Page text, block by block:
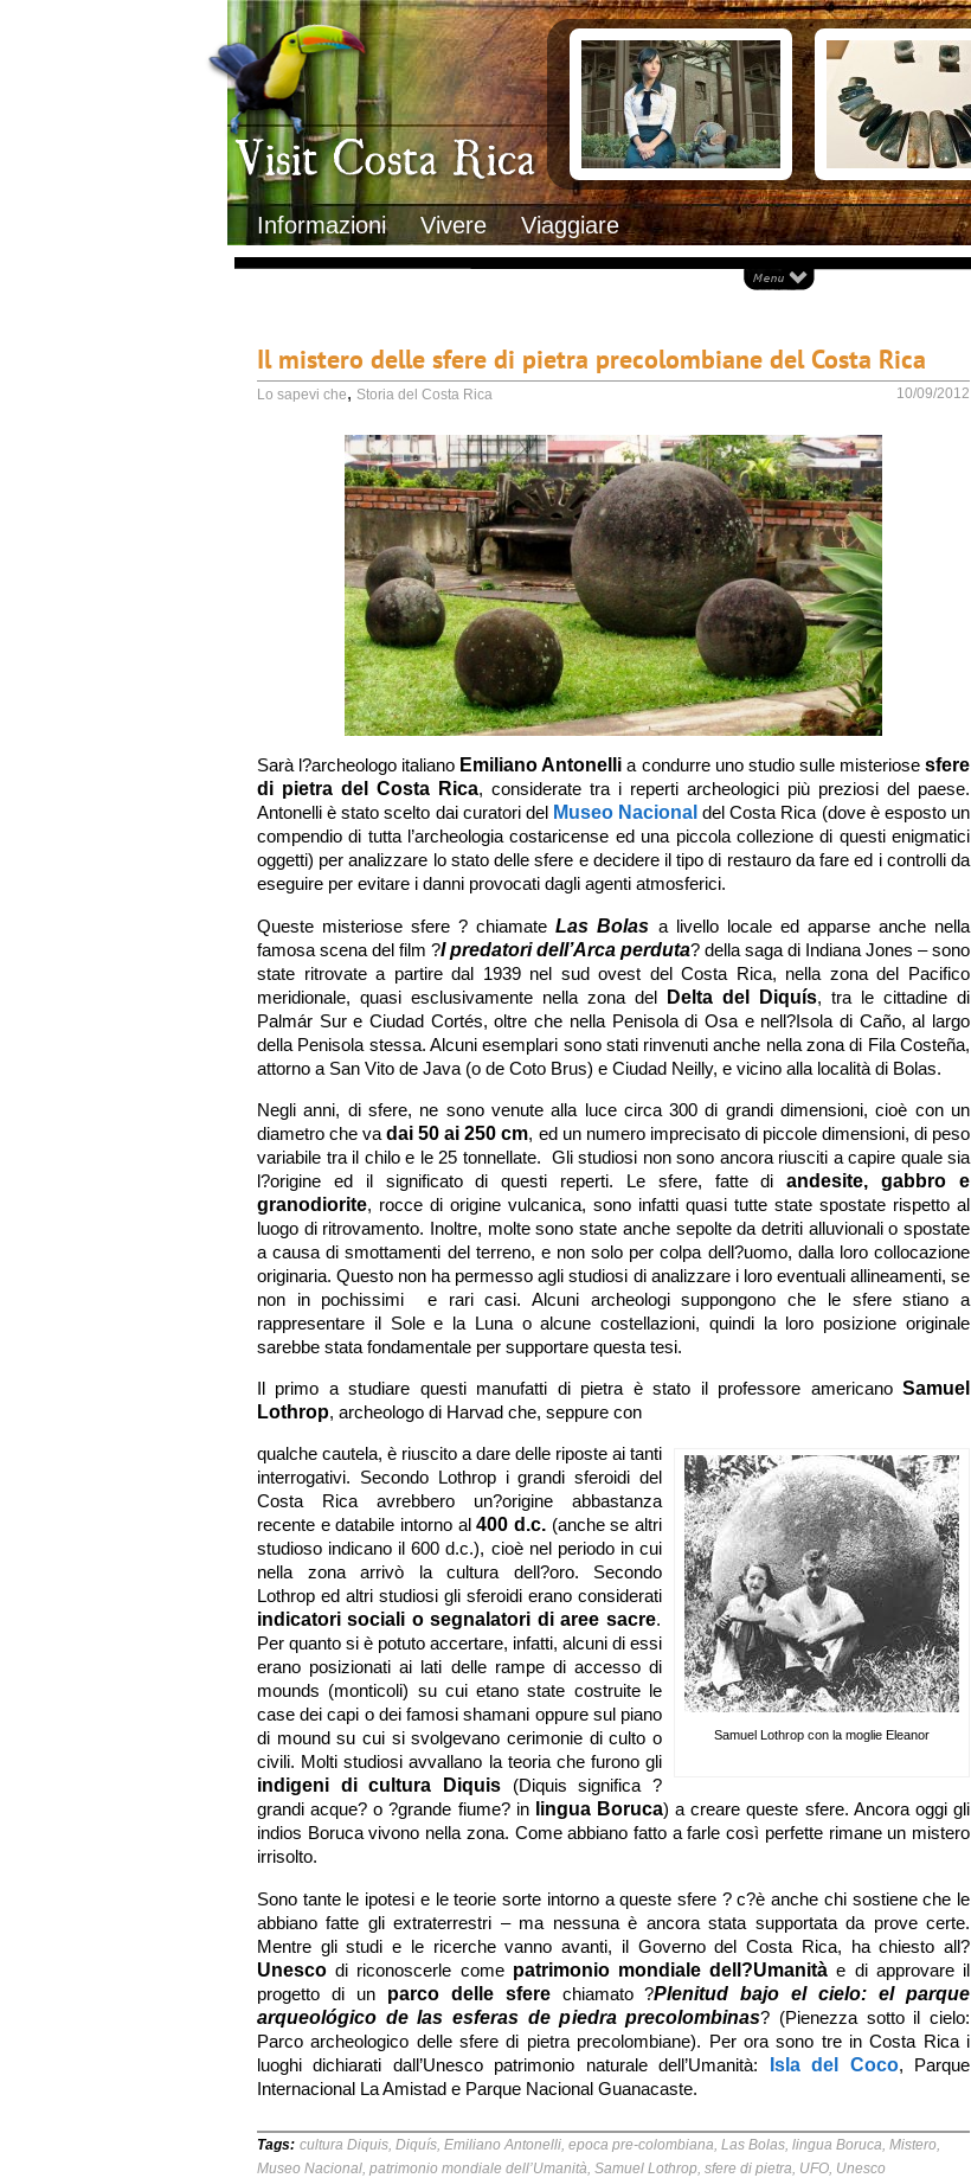
Visit Costa Rica
Informazioni Vivere Viaggiare
Clima
Geografia
Informazioni Geografiche
Letteratura e cultura
Gastronomia
Lo sapevi che
Musica
Natura
Storia
Trasporti Interni
Documenti necessari per trasferirsi
Italiani in Costa Rica
L’ambasciata italiana
Opportunità lavorative
Il mistero delle sfere di pietra precolombiane del Costa Rica
Lo sapevi che, Storia del Costa Rica 10/09/2012
Sarà l?archeologo italiano Emiliano Antonelli a condurre uno studio sulle misteriosesfere
di pietra del Costa Rica, considerate tra i reperti archeologici più preziosi del paese.
Antonelli è stato scelto dai curatori del Museo Nacional del Costa Rica (dove è esposto un
compendio di tutta l’archeologia costaricense ed una piccola collezione di questi enigmatici
oggetti) per analizzare lo stato delle sfere e decidere il tipo di restauro da fare ed i controlli da
eseguire per evitare i danni provocati dagli agenti atmosferici.
Queste misteriose sfere ? chiamateLas Bolas a livello locale ed apparse anche nella
famosa scena del film ?I predatori dell’Arca perduta? della saga di Indiana Jones – sono
state ritrovate a partire dal 1939 nel sud ovest del Costa Rica, nella zona del Pacifico
meridionale, quasi esclusivamente nella zona del
Delta del Diquís, tra le cittadine di
Palmár Sur e Ciudad Cortés, oltre che nella Penisola di Osa e nell?Isola di Caño, al largo
della Penisola stessa. Alcuni esemplari sono stati rinvenuti anche nella zona di Fila Costeña,
attorno a San Vito de Java (o de Coto Brus) e Ciudad Neilly, e vicino alla località di Bolas.
Negli anni, di sfere, ne sono venute alla luce circa 300 di grandi dimensioni, cioè con un
diametro che vadai 50 ai 250 cm, ed un numero imprecisato di piccole dimensioni, di peso
variabile tra il chilo e le 25 tonnellate. Gli studiosi non sono ancora riusciti a capire quale sia
l?origine ed il significato di questi reperti. Le sfere, fatte diandesite, gabbro e
granodiorite, rocce di origine vulcanica, sono infatti quasi tutte state spostate rispetto al
luogo di ritrovamento. Inoltre, molte sono state anche sepolte da detriti alluvionali o spostate
a causa di smottamenti del terreno, e non solo per colpa dell?uomo, dalla loro collocazione
originaria. Questo non ha permesso agli studiosi di analizzare i loro eventuali allineamenti, se
non in pochissimi e rari casi. Alcuni archeologi suppongono che le sfere stiano a
rappresentare il Sole e la Luna o alcune costellazioni, quindi la loro posizione originale
sarebbe stata fondamentale per supportare questa tesi.
Il primo a studiare questi manufatti di pietra è stato il professore americano Samuel
Lothrop, archeologo di Harvad che, seppure con
Samuel Lothrop con la moglie Eleanor
qualche cautela, è riuscito a dare delle riposte ai tanti
interrogativi. Secondo Lothrop i grandi sferoidi del
Costa Rica avrebbero un?origine abbastanza
recente e databile intorno al400 d.c. (anche se altri
studioso indicano il 600 d.c.), cioè nel periodo in cui
nella zona arrivò la cultura dell?oro. Secondo
Lothrop ed altri studiosi gli sferoidi erano considerati
indicatori sociali o segnalatori di aree sacre.
Per quanto si è potuto accertare, infatti, alcuni di essi
erano posizionati ai lati delle rampe di accesso di
mounds (monticoli) su cui etano state costruite le
case dei capi o dei famosi shamani oppure sul piano
di mound su cui si svolgevano cerimonie di culto o
civili. Molti studiosi avvallano la teoria che furono gli
indigeni di cultura Diquis (Diquis significa ?
grandi acque? o ?grande fiume? inlingua Boruca) a creare queste sfere. Ancora oggi gli
indios Boruca vivono nella zona. Come abbiano fatto a farle così perfette rimane un mistero
irrisolto.
Sono tante le ipotesi e le teorie sorte intorno a queste sfere ? c?è anche chi sostiene che le
abbiano fatte gli extraterrestri – ma nessuna è ancora stata supportata da prove certe.
Mentre gli studi e le ricerche vanno avanti, il Governo del Costa Rica, ha chiesto all?
Unesco di riconoscerle come patrimonio mondiale dell?Umanità e di approvare il
progetto di un parco delle sferechiamato ?Plenitud bajo el cielo: el parque
arqueológico de las esferas de piedra precolombinas? (Pienezza sotto il cielo:
Parco archeologico delle sfere di pietra precolombiane). Per ora sono tre in Costa Rica i
luoghi dichiarati dall’Unesco patrimonio naturale dell’Umanità:
Isla del Coco, Parque
Internacional La Amistad e Parque Nacional Guanacaste.
Tags: cultura Diquis Diquís Emiliano Antonelli epoca pre-colombiana Las Bolas lingua Boruca Mistero
Museo Nacional patrimonio mondiale dell’Umanità Samuel Lothrop sfere di pietra UFO Unesco